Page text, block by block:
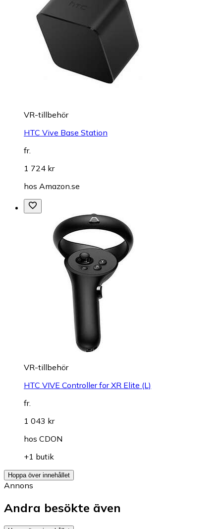
VR-tillbehör
HTC Vive Base Station
fr.
1 724 kr
hos Amazon.se
VR-tillbehör
HTC VIVE Controller for XR Elite (L)
fr.
1 043 kr
hos CDON
+1 butik
Hoppa över innehållet
Annons
Andra besökte även